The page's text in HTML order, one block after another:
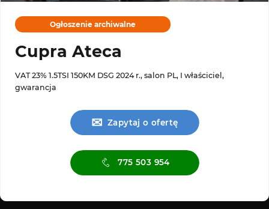
Ogłoszenie archiwalne
Cupra Ateca
VAT 23% 1.5TSI 150KM DSG 2024 r., salon PL, I właściciel,
gwarancja
✉ Zapytaj o ofertę
775 503 954